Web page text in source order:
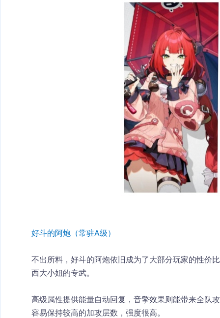
好斗的阿炮（常驻A级）
不出所料，好斗的阿炮依旧成为了大部分玩家的性价
西大小姐的专武。
高级属性提供能量自动回复，音擎效果则能带来全队
容易保持较高的加攻层数，强度很高。